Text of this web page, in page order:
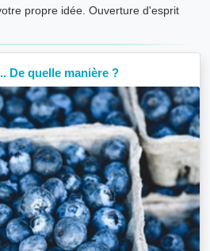
propre idée. Ouverture d'esprit
De quelle manière ?